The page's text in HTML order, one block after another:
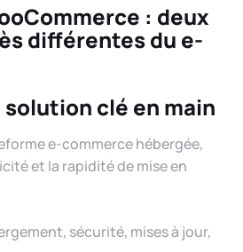
: deux
différentes du e-
clé en main
e-commerce hébergée,
et la rapidité de mise en
sécurité, mises à jour,